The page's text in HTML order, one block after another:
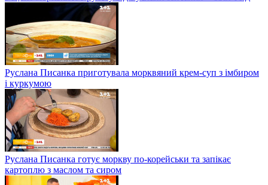
Руслана Писанка приготувала морквяний крем-суп з імбиром
і куркумою
Руслана Писанка готує моркву по-корейськи та запікає
картоплю з маслом та сиром